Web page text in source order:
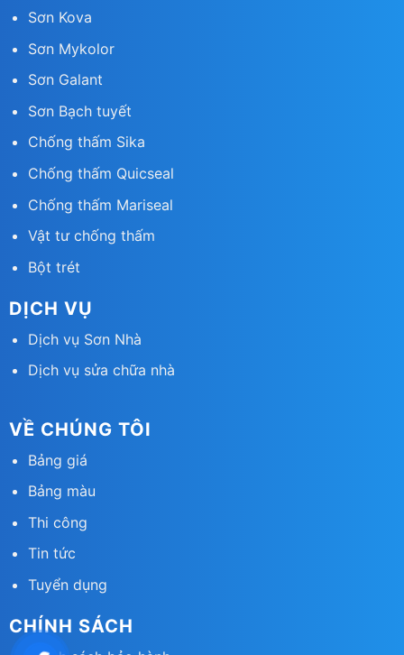
Sơn Kova
Sơn Mykolor
Sơn Galant
Sơn Bạch tuyết
Chống thấm Sika
Chống thấm Quicseal
Chống thấm Mariseal
Vật tư chống thấm
Bột trét
DỊCH VỤ
Dịch vụ Sơn Nhà
Dịch vụ sửa chữa nhà
VỀ CHÚNG TÔI
Bảng giá
Bảng màu
Thi công
Tin tức
Tuyển dụng
CHÍNH SÁCH